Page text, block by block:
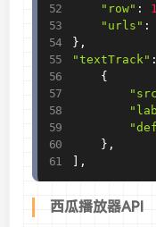
"row" :
"urls" :
} ,
"textTrack" :
{
} ,
,
西瓜播放器API